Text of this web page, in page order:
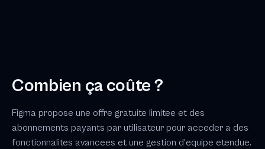
Combien ça coûte ?
Figma propose une offre gratuite limitee et des
abonnements payants par utilisateur pour acceder a des
fonctionnalites avancees et une gestion d'equipe etendue.